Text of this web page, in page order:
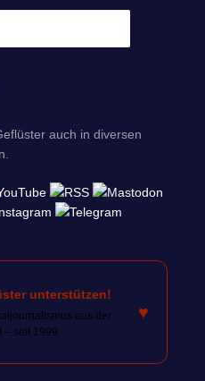
auch in diversen
unterstützen!
aus der
– seit 1999.
♥